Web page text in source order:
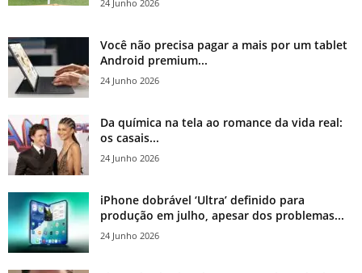
24 Junho 2026
Você não precisa pagar a mais por um tablet
Android premium...
24 Junho 2026
Da química na tela ao romance da vida real:
os casais...
24 Junho 2026
iPhone dobrável ‘Ultra’ definido para
produção em julho, apesar dos problemas...
24 Junho 2026